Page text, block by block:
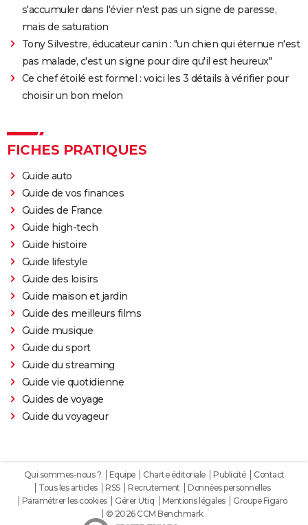
s'accumuler dans l'évier n'est pas un signe de paresse,
mais de saturation
Tony Silvestre, éducateur canin : "un chien qui éternue n'est
pas malade, c'est un signe pour dire qu'il est heureux"
Ce chef étoilé est formel : voici les 3 détails à vérifier pour
choisir un bon melon
FICHES PRATIQUES
Guide auto
Guide de vos finances
Guides de France
Guide high-tech
Guide histoire
Guide lifestyle
Guide des loisirs
Guide maison et jardin
Guide des meilleurs films
Guide musique
Guide du sport
Guide du streaming
Guide vie quotidienne
Guides de voyage
Guide du voyageur
Qui sommes-nous ? Equipe Charte éditoriale Publicité
Contact
Tous les articles
RSS Recrutement
Données personnelles
Paramétrer les cookies
Gérer Utiq Mentions légales
Groupe Figaro
© 2026 CCM Benchmark